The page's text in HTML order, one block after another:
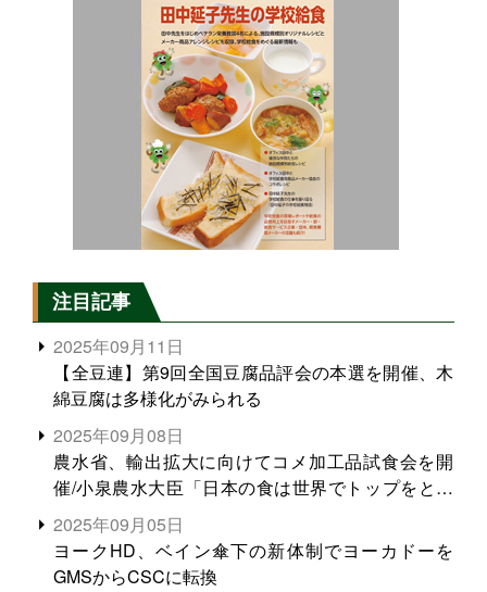
注目記事
2025年09月11日
【全豆連】第9回全国豆腐品評会の本選を開催、木
綿豆腐は多様化がみられる
2025年09月08日
農水省、輸出拡大に向けてコメ加工品試食会を開
催/小泉農水大臣「日本の食は世界でトップをとれ
る。米増産に向けて、米輸出需要の拡大を」
2025年09月05日
ヨークHD、ベイン傘下の新体制でヨーカドーを
GMSからCSCに転換